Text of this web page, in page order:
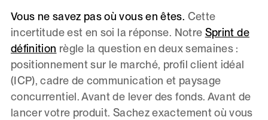
Vous ne savez pas où vous en êtes. Cette
incertitude est en soi la réponse. Notre Sprint de
définition règle la question en deux semaines :
positionnement sur le marché, profil client idéal
(ICP), cadre de communication et paysage
concurrentiel. Avant de lever des fonds. Avant de
lancer votre produit. Sachez exactement où vous